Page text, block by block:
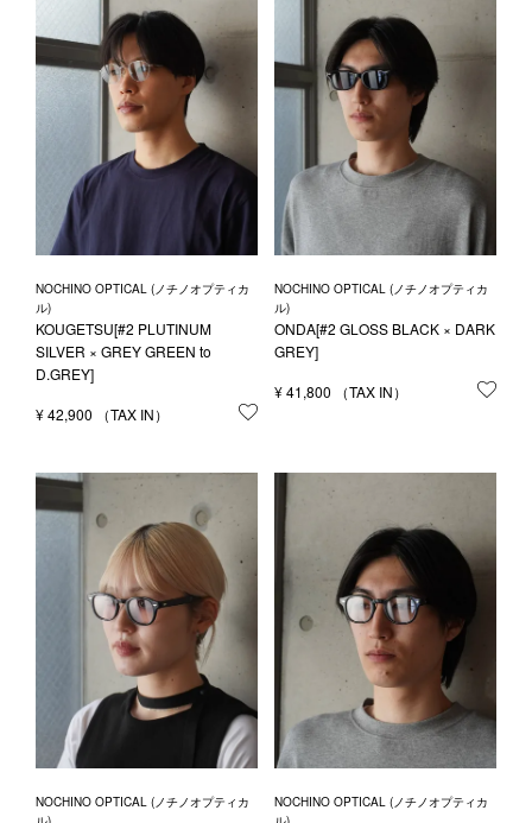
NOCHINO OPTICAL (ノチノオプティカ
ル)
KOUGETSU[#2 PLUTINUM
SILVER × GREY GREEN to
D.GREY]
¥42,900
NOCHINO OPTICAL (ノチノオプティカ
ル)
ONDA[#2 GLOSS BLACK × DARK
GREY]
¥41,800
NOCHINO OPTICAL (ノチノオプティカ
NOCHINO OPTICAL (ノチノオプティカ